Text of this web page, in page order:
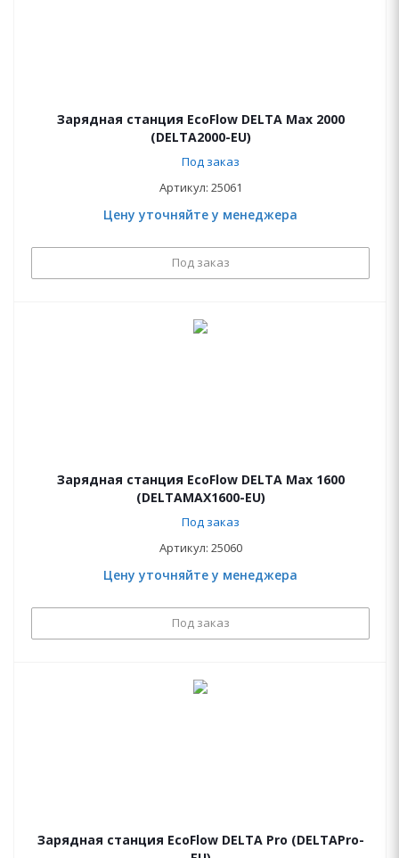
Зарядная станция EcoFlow DELTA Max 2000
(DELTA2000-EU)
Под заказ
Артикул: 25061
Цену уточняйте у менеджера
Под заказ
Зарядная станция EcoFlow DELTA Max 1600
(DELTAMAX1600-EU)
Под заказ
Артикул: 25060
Цену уточняйте у менеджера
Под заказ
Зарядная станция EcoFlow DELTA Pro (DELTAPro-